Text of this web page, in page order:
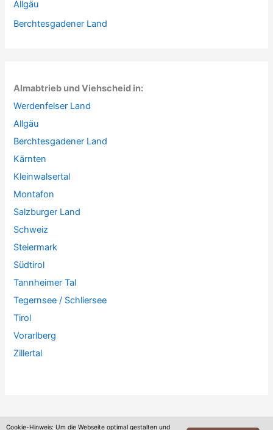
Allgäu
Berchtesgadener Land
Almabtrieb und Viehscheid in:
Werdenfelser Land
Allgäu
Berchtesgadener Land
Kärnten
Kleinwalsertal
Montafon
Salzburger Land
Schweiz
Steiermark
Südtirol
Tannheimer Tal
Tegernsee / Schliersee
Tirol
Vorarlberg
Zillertal
Cookie-Hinweis: Um die Webseite optimal gestalten und